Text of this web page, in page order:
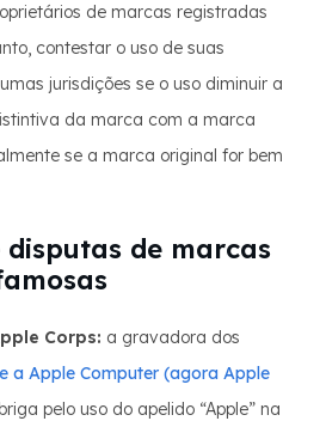
de marcas registradas
contestar o uso de suas
jurisdições se o uso diminuir a
da marca com a marca
se a marca original for bem
disputas de marcas
Corps: a gravadora dos
a Apple Computer (agora Apple
pelo uso do apelido “Apple” na